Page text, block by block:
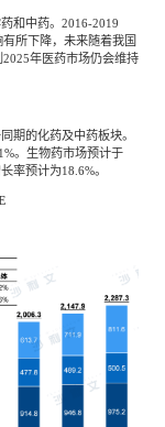
和中药。2016-2019
所下降，未来随着我国
年医药市场仍会维持
期的化药及中药板块。
。生物药市场预计于
率预计为18.6%。